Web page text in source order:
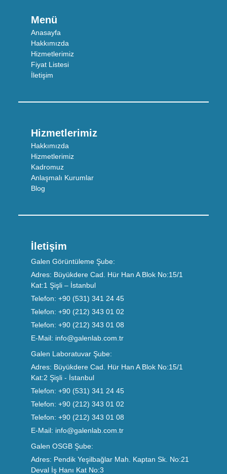
Menü
Anasayfa
Hakkımızda
Hizmetlerimiz
Fiyat Listesi
İletişim
Hizmetlerimiz
Hakkımızda
Hizmetlerimiz
Kadromuz
Anlaşmalı Kurumlar
Blog
İletişim
Galen Görüntüleme Şube:
Adres: Büyükdere Cad. Hür Han A Blok No:15/1
Kat:1 Şişli – İstanbul
Telefon: +90 (531) 341 24 45
Telefon: +90 (212) 343 01 02
Telefon: +90 (212) 343 01 08
E-Mail: info@galenlab.com.tr
Galen Laboratuvar Şube:
Adres: Büyükdere Cad. Hür Han A Blok No:15/1
Kat:2 Şişli - İstanbul
Telefon: +90 (531) 341 24 45
Telefon: +90 (212) 343 01 02
Telefon: +90 (212) 343 01 08
E-Mail: info@galenlab.com.tr
Galen OSGB Şube:
Adres: Pendik Yeşilbağlar Mah. Kaptan Sk. No:21
Deval İş Hanı Kat No:3